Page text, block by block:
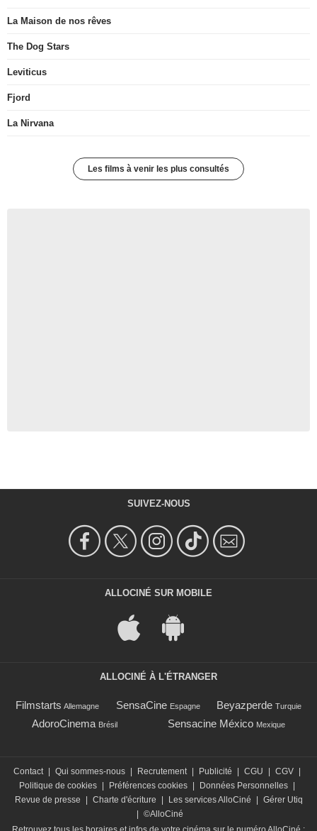
La Maison de nos rêves
The Dog Stars
Leviticus
Fjord
La Nirvana
Les films à venir les plus consultés
SUIVEZ-NOUS
ALLOCINÉ SUR MOBILE
ALLOCINÉ À L'ÉTRANGER
Filmstarts Allemagne SensaCine Espagne Beyazperde Turquie
AdoroCinema Brésil Sensacine México Mexique
Contact Qui sommes-nous Recrutement Publicité CGU CGV
Politique de cookies
Préférences cookies Données Personnelles
Revue de presse
Charte d'écriture Les services AlloCiné
Gérer Utiq
©AlloCiné